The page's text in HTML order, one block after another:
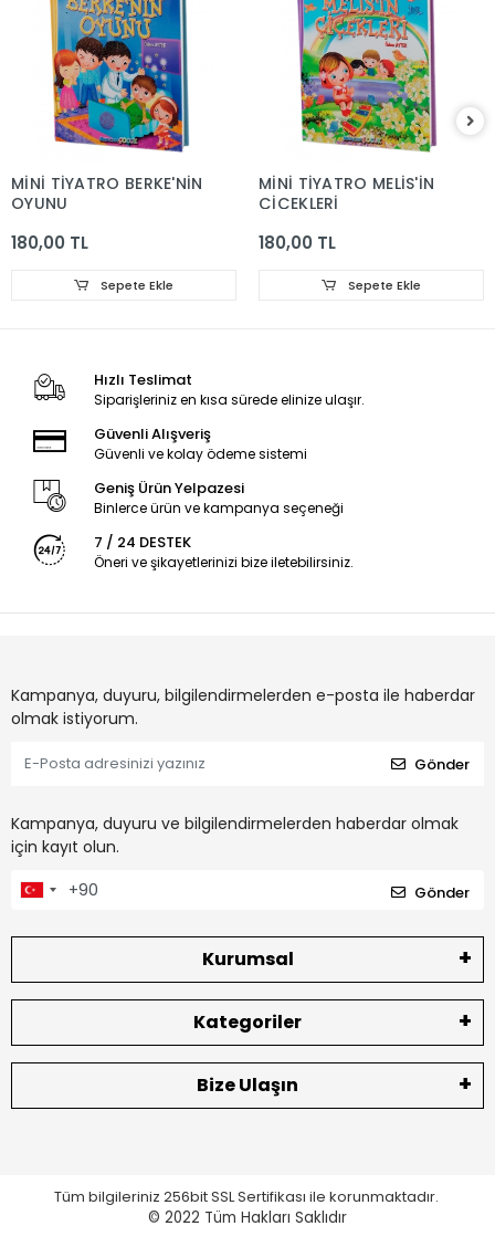
MİNİ TİYATRO BERKE'NİN
OYUNU
180,00 TL
Sepete Ekle
MİNİ TİYATRO MELİS'İN
ÇİÇEKLERİ
180,00 TL
Sepete Ekle
Hızlı Teslimat
Siparişleriniz en kısa sürede elinize ulaşır.
Güvenli Alışveriş
Güvenli ve kolay ödeme sistemi
Geniş Ürün Yelpazesi
Binlerce ürün ve kampanya seçeneği
7 / 24 DESTEK
Öneri ve şikayetlerinizi bize iletebilirsiniz.
Kampanya, duyuru, bilgilendirmelerden e-posta ile haberdar
olmak istiyorum.
Gönder
Kampanya, duyuru ve bilgilendirmelerden haberdar olmak
için kayıt olun.
Gönder
Kurumsal
Kategoriler
Bize Ulaşın
Tüm bilgileriniz 256bit SSL Sertifikası ile korunmaktadır.
© 2022 Tüm Hakları Saklıdır